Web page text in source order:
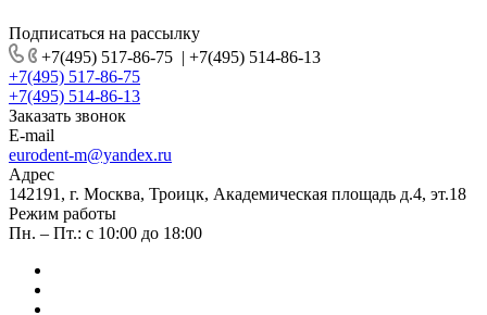
Подписаться на рассылку
+7(495) 517-86-75 | +7(495) 514-86-13
+7(495) 517-86-75
+7(495) 514-86-13
Заказать звонок
E-mail
eurodent-m@yandex.ru
Адрес
142191, г. Москва, Троицк, Академическая площадь д.4, эт.18
Режим работы
Пн. – Пт.: с 10:00 до 18:00